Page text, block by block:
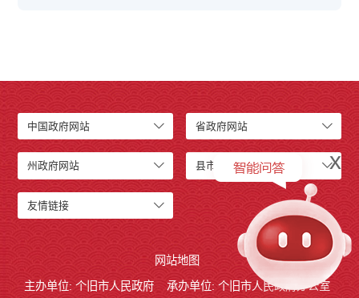
中国政府网站 省政府网站
州政府网站 县市政府网站
友情链接
网站地图
主办单位: 个旧市人民政府
承办单位: 个旧市人民政府办公室
x